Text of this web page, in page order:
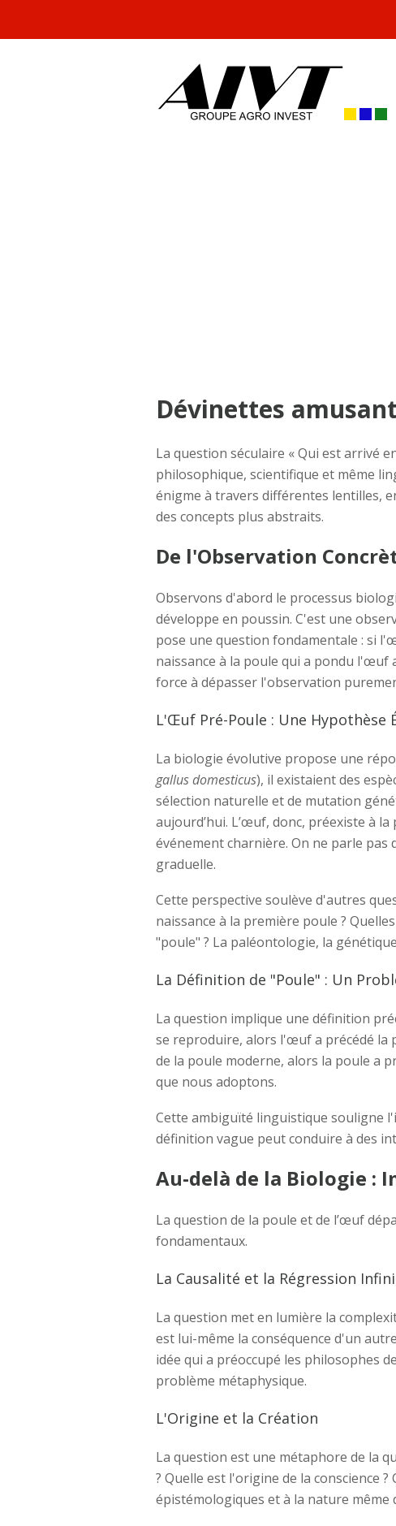
Dévinettes
La question séculaire « Qui est arrivé
philosophique, scientifique et même
énigme à travers différentes lentilles,
des concepts plus abstraits.
De l'Observation
Observons d'abord le processus
développe en poussin. C'est une
pose une question fondamentale : si
naissance à la poule qui a pondu l'œuf
force à dépasser l'observation
L'Œuf Pré-Poule : Une Hypothèse
La biologie évolutive propose une
gallus domesticus), il existaient des
sélection naturelle et de mutation
aujourd’hui. L’œuf, donc, préexiste à
événement charnière. On ne parle
graduelle.
Cette perspective soulève d'autres
naissance à la première poule ?
"poule" ? La paléontologie, la
La Définition de "Poule" : Un
La question implique une définition
se reproduire, alors l'œuf a précédé la
de la poule moderne, alors la poule a
que nous adoptons.
Cette ambiguïté linguistique souligne
définition vague peut conduire à des
Au-delà de la Biologie :
La question de la poule et de l’œuf
fondamentaux.
La Causalité et la Régression
La question met en lumière la
est lui-même la conséquence d'un
idée qui a préoccupé les philosophes
problème métaphysique.
L'Origine et la Création
La question est une métaphore de la
? Quelle est l'origine de la conscience
épistémologiques et à la nature même